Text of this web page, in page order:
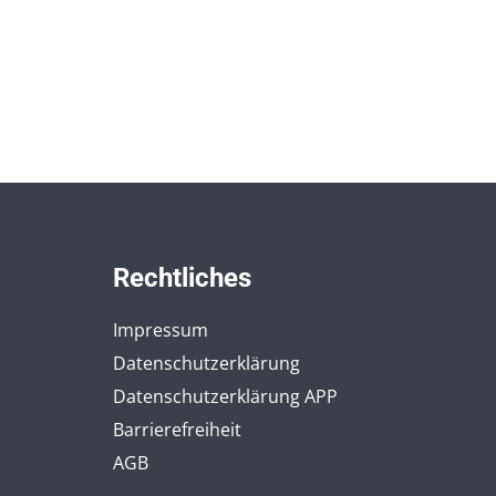
Rechtliches
Impressum
Datenschutzerklärung
Datenschutzerklärung APP
Barrierefreiheit
AGB